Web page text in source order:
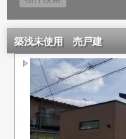
築浅未使用 売戸建